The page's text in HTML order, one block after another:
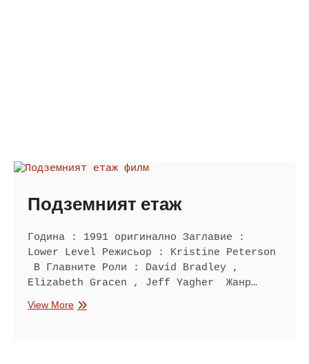
Подземният етаж
Година : 1991 оригинално Заглавие :
Lower Level Режисьор : Kristine Peterson
В Главните Роли : David Bradley ,
Elizabeth Gracen , Jeff Yagher Жанр…
View MoreПодземният